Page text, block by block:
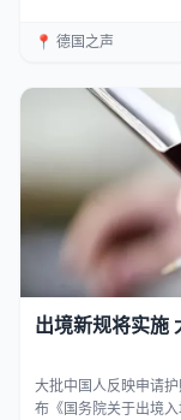
📍 德国之声
出境新规将实施
大批中国人反映申请
布《国务院关于出境